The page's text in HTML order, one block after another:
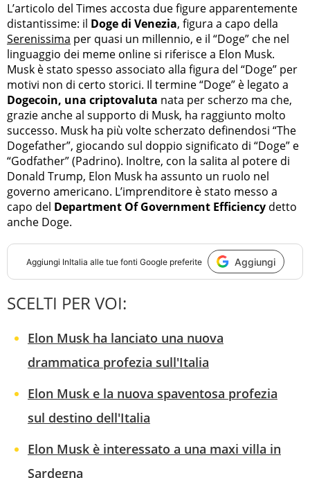
L’articolo del Times accosta due figure apparentemente
distantissime: il Doge di Venezia, figura a capo della
Serenissima per quasi un millennio, e il “Doge” che nel
linguaggio dei meme online si riferisce a Elon Musk.
Musk è stato spesso associato alla figura del “Doge” per
motivi non di certo storici. Il termine “Doge” è legato a
Dogecoin, una criptovaluta nata per scherzo ma che,
grazie anche al supporto di Musk, ha raggiunto molto
successo. Musk ha più volte scherzato definendosi “The
Dogefather”, giocando sul doppio significato di “Doge” e
“Godfather” (Padrino). Inoltre, con la salita al potere di
Donald Trump, Elon Musk ha assunto un ruolo nel
governo americano. L’imprenditore è stato messo a
capo del Department Of Government Efficiency detto
anche Doge.
Aggiungi InItalia alle tue fonti Google preferite Aggiungi
SCELTI PER VOI:
Elon Musk ha lanciato una nuova
drammatica profezia sull'Italia
Elon Musk e la nuova spaventosa profezia
sul destino dell'Italia
Elon Musk è interessato a una maxi villa in
Sardegna